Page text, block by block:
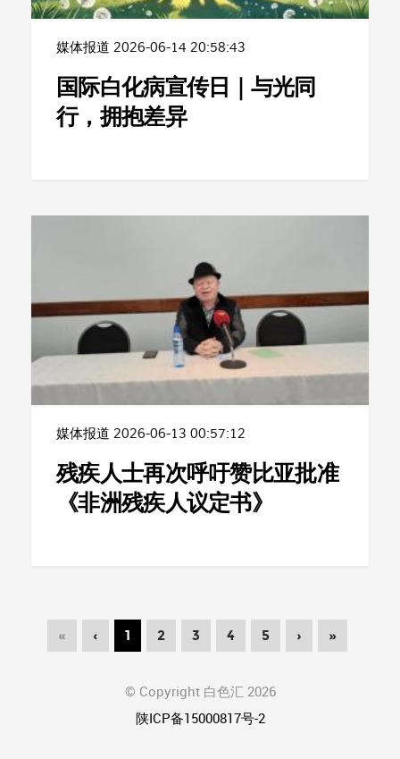
媒体报道 2026-06-14 20:58:43
国际白化病宣传日｜与光同
行，拥抱差异
媒体报道 2026-06-13 00:57:12
残疾人士再次呼吁赞比亚批准
《非洲残疾人议定书》
« ‹ 1 2 3 4 5 › »
© Copyright 白色汇 2026
陕ICP备15000817号-2